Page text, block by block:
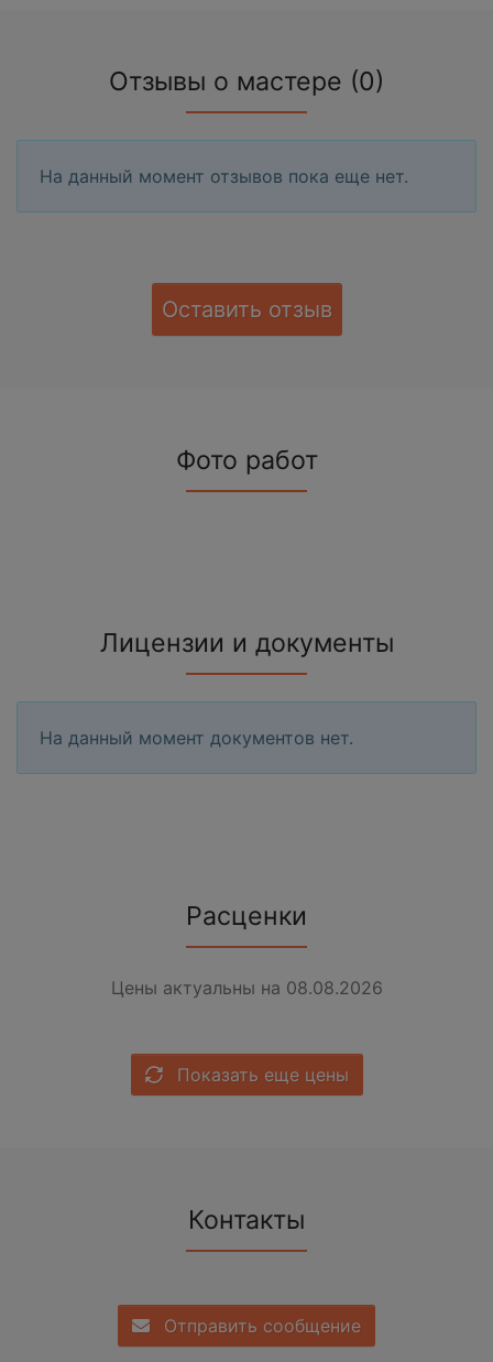
Отзывы о мастере (0)
На данный момент отзывов пока еще нет.
Оставить отзыв
Фото работ
Лицензии и документы
На данный момент документов нет.
Расценки
Цены актуальны на 08.08.2026
Показать еще цены
Контакты
Отправить сообщение